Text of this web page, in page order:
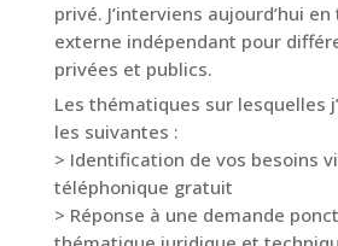
privé. J’interviens aujourd’hui
externe indépendant pour
privées et publics.
Les thématiques sur lesquelles
les suivantes :
> Identification de vos besoins
téléphonique gratuit
> Réponse à une demande